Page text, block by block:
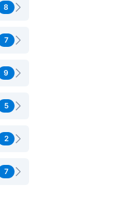
8
7
9
5
2
7